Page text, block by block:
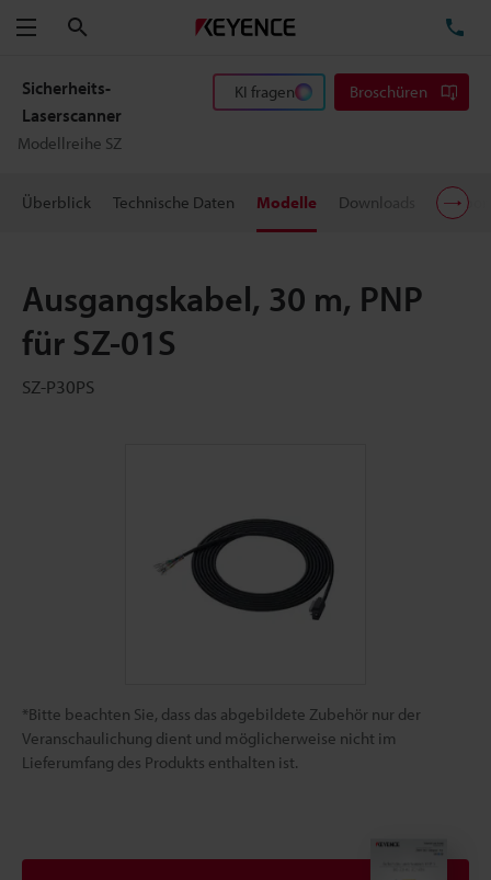
Menü
Sicherheits-
Laserscanner
Modellreihe SZ
KI fragen Broschüren
Überblick Technische Daten Modelle Downloads
Ausgangskabel, 30 m, PNP
für SZ-01S
SZ-P30PS
*Bitte beachten Sie, dass das abgebildete Zubehör nur der
Veranschaulichung dient und möglicherweise nicht im
Lieferumfang des Produkts enthalten ist.